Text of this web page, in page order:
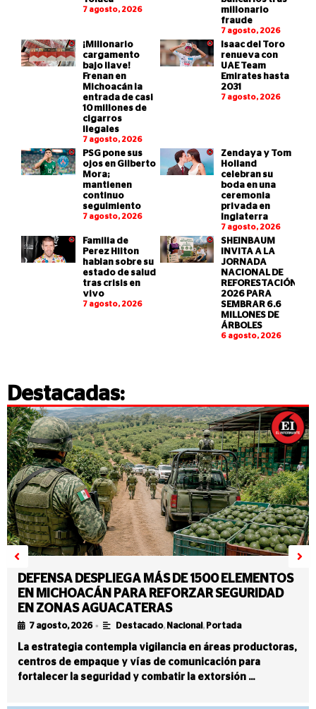
7 agosto, 2026
millonario
fraude
7 agosto, 2026
¡Millonario
cargamento
bajo llave!
Frenan en
Michoacán la
entrada de casi
10 millones de
cigarros
ilegales
7 agosto, 2026
Isaac del Toro
renueva con
UAE Team
Emirates hasta
2031
7 agosto, 2026
PSG pone sus
ojos en Gilberto
Mora;
mantienen
continuo
seguimiento
7 agosto, 2026
Zendaya y Tom
Holland
celebran su
boda en una
ceremonia
privada en
Inglaterra
7 agosto, 2026
Familia de
Perez Hilton
hablan sobre su
estado de salud
tras crisis en
vivo
7 agosto, 2026
SHEINBAUM
INVITA A LA
JORNADA
NACIONAL DE
REFORESTACIÓN
2026 PARA
SEMBRAR 6.6
MILLONES DE
ÁRBOLES
6 agosto, 2026
Destacadas:
DEFENSA DESPLIEGA MÁS DE 1500 ELEMENTOS
EN MICHOACÁN PARA REFORZAR SEGURIDAD
EN ZONAS AGUACATERAS
7 agosto, 2026 • Destacado, Nacional , Portada
La estrategia contempla vigilancia en áreas productoras,
centros de empaque y vías de comunicación para
fortalecer la seguridad y combatir la extorsión …